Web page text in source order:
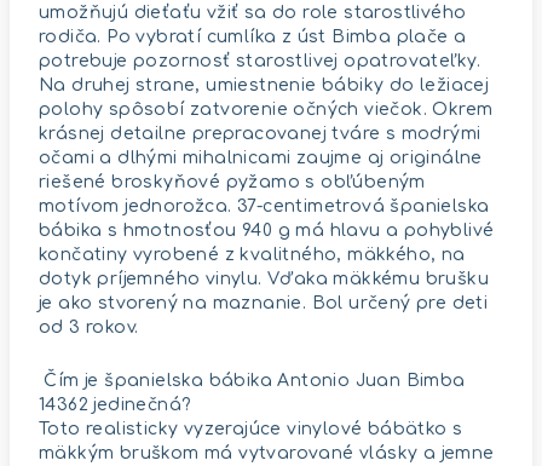
umožňujú dieťaťu vžiť sa do role starostlivého
rodiča. Po vybratí cumlíka z úst Bimba plače a
potrebuje pozornosť starostlivej opatrovateľky.
Na druhej strane, umiestnenie bábiky do ležiacej
polohy spôsobí zatvorenie očných viečok. Okrem
krásnej detailne prepracovanej tváre s modrými
očami a dlhými mihalnicami zaujme aj originálne
riešené broskyňové pyžamo s obľúbeným
motívom jednorožca. 37-centimetrová španielska
bábika s hmotnosťou 940 g má hlavu a pohyblivé
končatiny vyrobené z kvalitného, ​​mäkkého, na
dotyk príjemného vinylu. Vďaka mäkkému brušku
je ako stvorený na maznanie. Bol určený pre deti
od 3 rokov.
Čím je španielska bábika Antonio Juan Bimba
14362 jedinečná?
Toto realisticky vyzerajúce vinylové bábätko s
mäkkým bruškom má vytvarované vlásky a jemne